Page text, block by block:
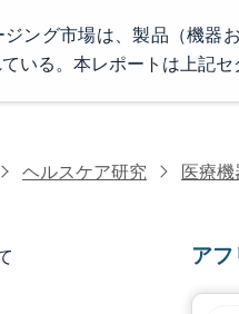
ング市場は、製品（機器
いる。本レポートは上記
ヘルスケア研究 医療機
ア